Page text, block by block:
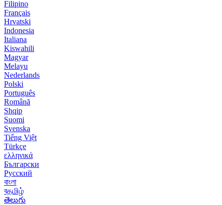
Filipino
Français
Hrvatski
Indonesia
Italiana
Kiswahili
Magyar
Melayu
Nederlands
Polski
Português
Română
Shqip
Suomi
Svenska
Tiếng Việt
Türkçe
ελληνικά
Български
Русский
বাংলা
বதமிழ்
తెలుగు